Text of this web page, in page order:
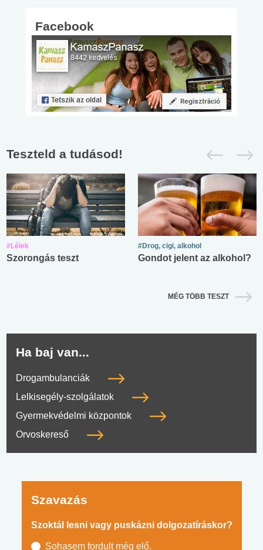
Facebook
Teszteld a tudásod!
#Lélek
Szorongás teszt
#Drog, cigi, alkohol
Gondot jelent az alkohol?
MÉG TÖBB TESZT
Ha baj van...
Drogambulanciák
Lelkisegély-szolgálatok
Gyermekvédelmi központok
Orvoskereső
Szavazás
Szoktál lesni vagy puskázni dolgozatíráskor?
Sohasem fordult még elő.